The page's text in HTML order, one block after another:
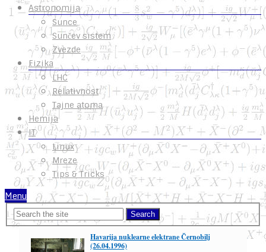
Astronomija
Sunce
Sunčev sistem
Zvezde
Fizika
LHC
Relativnost
Tajne atoma
Hemija
IT
Linux
Mreze
Tips & Tricks
Menu
Havarija nuklearne elektrane Černobilj
(26.04.1996)